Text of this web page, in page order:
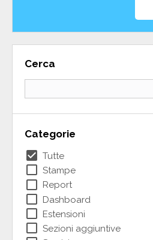
Cerca
Categorie
check_box Tutte
check_box_outline_blank Stampe
check_box_outline_blank Report
check_box_outline_blank Dashboard
check_box_outline_blank Estensioni
check_box_outline_blank Sezioni aggiuntive